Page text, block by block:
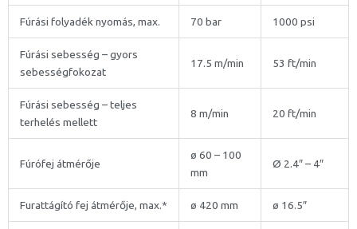
Fúrási folyadék nyomás, max. 70 bar 1000 psi
Fúrási sebesség – gyors
sebességfokozat
17.5 m/min 53 ft/min
Fúrási sebesség – teljes
terhelés mellett
8 m/min 20 ft/min
Fúrófej átmérője
ø 60 – 100
mm
Ø 2.4″ – 4″
Furattágító fej átmérője, max.* ø 420 mm ø 16.5″